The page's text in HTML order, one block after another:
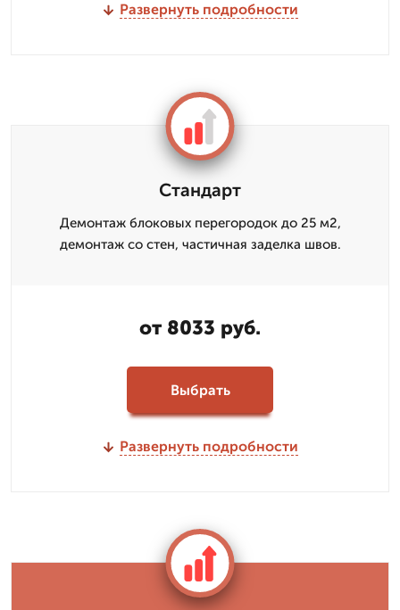
Развернуть подробности
Стандарт
Демонтаж блоковых перегородок до 25 м2,
демонтаж со стен, частичная заделка швов.
от 8033 руб.
Выбрать
Развернуть подробности